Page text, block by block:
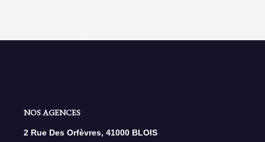
NOS AGENCES
2 Rue Des Orfèvres, 41000 BLOIS